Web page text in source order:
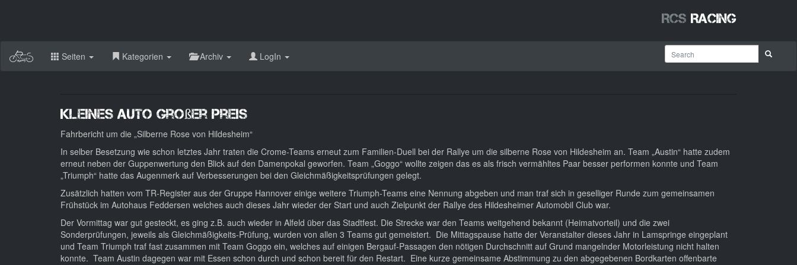
RCS Racing
Seiten Kategorien Archiv LogIn
Kleines Auto großer Preis
Fahrbericht um die „Silberne Rose von Hildesheim“
In selber Besetzung wie schon letztes Jahr traten die Crome-Teams erneut zum Familien-Duell bei der Rallye um die silberne Rose von Hildesheim an. Team „Austin“ hatte zudem
erneut neben der Guppenwertung den Blick auf den Damenpokal geworfen. Team „Goggo“ wollte zeigen das es als frisch vermähltes Paar besser performen konnte und Team
„Triumph“ hatte das Augenmerk auf Verbesserungen bei den Gleichmäßigkeitsprüfungen gelegt.
Zusätzlich hatten vom TR-Register aus der Gruppe Hannover einige weitere Triumph-Teams eine Nennung abgeben und man traf sich in geselliger Runde zum gemeinsamen
Frühstück im Autohaus Feddersen welches auch dieses Jahr wieder der Start und auch Zielpunkt der Rallye des Hildesheimer Automobil Club war.
Der Vormittag war gut gesteckt, es ging z.B. auch wieder in Alfeld über das Stadtfest. Die Strecke war den Teams weitgehend bekannt (Heimatvorteil) und die zwei
Sonderprüfungen, jeweils als Gleichmäßigkeits-Prüfung, wurden von allen 3 Teams gut gemeistert. Die Mittagspause hatte der Veranstalter dieses Jahr in Lamspringe eingeplant
und Team Triumph traf fast zusammen mit Team Goggo ein, welches auf einigen Bergauf-Passagen den nötigen Durchschnitt auf Grund mangelnder Motorleistung nicht halten
konnte. Team Austin dagegen war mit Essen schon durch und schon bereit für den Restart. Eine kurze gemeinsame Abstimmung zu den abgegebenen Bordkarten offenbarte